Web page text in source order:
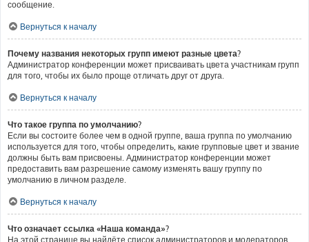
сообщение.
Вернуться к началу
Почему названия некоторых групп имеют разные цвета?
Администратор конференции может присваивать цвета участникам групп
для того, чтобы их было проще отличать друг от друга.
Вернуться к началу
Что такое группа по умолчанию?
Если вы состоите более чем в одной группе, ваша группа по умолчанию
используется для того, чтобы определить, какие групповые цвет и звание
должны быть вам присвоены. Администратор конференции может
предоставить вам разрешение самому изменять вашу группу по
умолчанию в личном разделе.
Вернуться к началу
Что означает ссылка «Наша команда»?
На этой странице вы найдёте список администраторов и модераторов